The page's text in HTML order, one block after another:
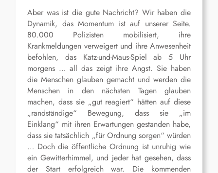
Aber was ist die gute Nachricht? Wir haben die
Dynamik, das Momentum ist auf unserer Seite.
80.000 Polizisten mobilisiert, ihre
Krankmeldungen verweigert und ihre Anwesenheit
befohlen, das Katz-und-Maus-Spiel ab 5 Uhr
morgens … all das zeigt ihre Angst. Sie haben
die Menschen glauben gemacht und werden die
Menschen in den nächsten Tagen glauben
machen, dass sie „gut reagiert“ hätten auf diese
„randständige“ Bewegung, dass sie „im
Einklang“ mit ihren Erwartungen gestanden habe,
dass sie tatsächlich „für Ordnung sorgen“ würden
… Doch die öffentliche Ordnung ist unruhig wie
ein Gewitterhimmel, und jeder hat gesehen, dass
der Start erfolgreich war. Die kommenden